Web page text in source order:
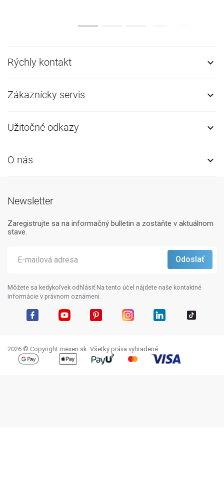
Rýchly kontakt 
Zákaznícky servis 
Užitočné odkazy 
O nás 
Newsletter
Zaregistrujte sa na informačný bulletin a zostaňte v aktuálnom
stave.
Môžete sa kedykoľvek odhlásiť.Na tento účel nájdete naše kontaktné
informácie v právnom oznámení.
2026 © Copyright mexen.sk. Všetky práva vyhradené.